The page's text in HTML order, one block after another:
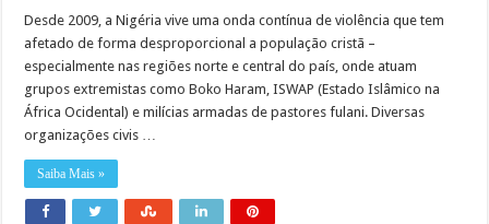
Desde 2009, a Nigéria vive uma onda contínua de violência que tem
afetado de forma desproporcional a população cristã –
especialmente nas regiões norte e central do país, onde atuam
grupos extremistas como Boko Haram, ISWAP (Estado Islâmico na
África Ocidental) e milícias armadas de pastores fulani. Diversas
organizações civis …
Saiba Mais »